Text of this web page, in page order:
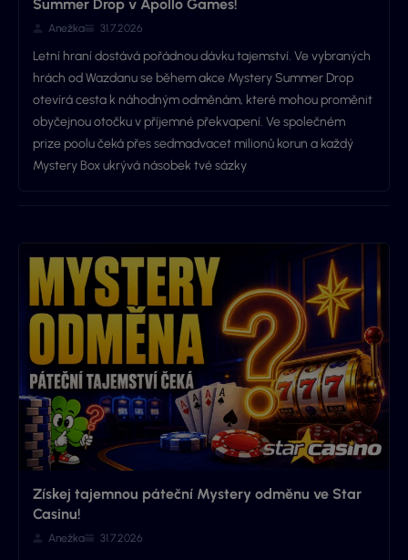
Summer Drop v Apollo Games!
Anežka 31.7.2026
Letní hraní dostává pořádnou dávku tajemství. Ve vybraných
hrách od Wazdanu se během akce Mystery Summer Drop
otevírá cesta k náhodným odměnám, které mohou proměnit
obyčejnou otočku v příjemné překvapení. Ve společném
prize poolu čeká přes sedmadvacet milionů korun a každý
Mystery Box ukrývá násobek tvé sázky
Získej tajemnou páteční Mystery odměnu ve Star
Casinu!
Anežka 31.7.2026